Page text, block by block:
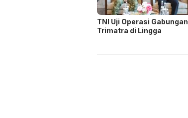
TNI Uji Operasi Gabungan
Trimatra di Lingga